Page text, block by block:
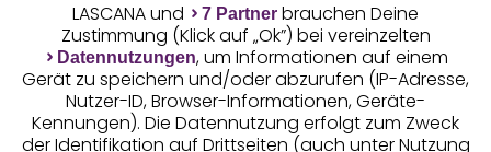
LASCANA und 7 Partner brauchen Deine
Zustimmung (Klick auf „Ok”) bei vereinzelten
Datennutzungen, um Informationen auf einem
Gerät zu speichern und/oder abzurufen (IP-Adresse,
Nutzer-ID, Browser-Informationen, Geräte-
Kennungen). Die Datennutzung erfolgt zum Zweck
der Identifikation auf Drittseiten (auch unter Nutzung